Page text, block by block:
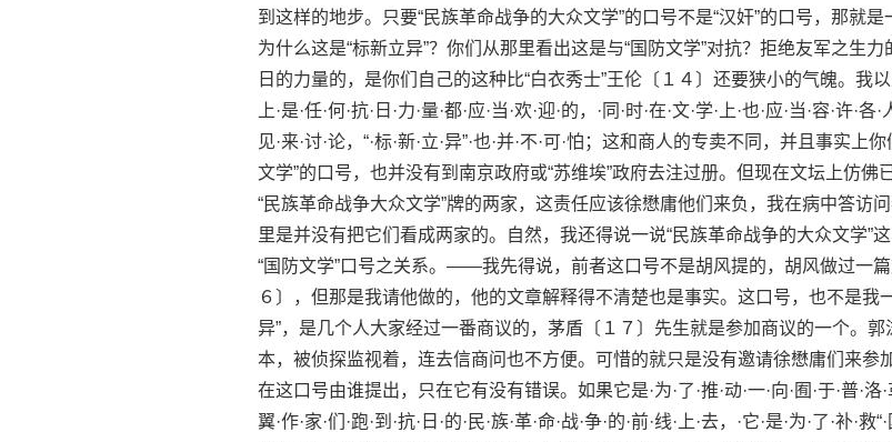
到这样的地步。只要“民族革命战争的大众文学”的口号不是“汉奸”的口号，那就是
为什么这是“标新立异”？你们从那里看出这是与“国防文学”对抗？拒绝友军之生
日的力量的，是你们自己的这种比“白衣秀士”王伦〔１４〕还要狭小的气魄。我以
上·是·任·何·抗·日·力·量·都·应·当·欢·迎·的，·同·时·在·文·学·上·也·应·当·容·许·各·
见·来·讨·论，“·标·新·立·异”·也·并·不·可·怕；这和商人的专卖不同，并且事实上
文学”的口号，也并没有到南京政府或“苏维埃”政府去注过册。但现在文坛上仿佛
“民族革命战争大众文学”牌的两家，这责任应该徐懋庸他们来负，我在病中答访问
里是并没有把它们看成两家的。自然，我还得说一说“民族革命战争的大众文学”
“国防文学”口号之关系。——我先得说，前者这口号不是胡风提的，胡风做过一篇
６〕，但那是我请他做的，他的文章解释得不清楚也是事实。这口号，也不是我
异”，是几个人大家经过一番商议的，茅盾〔１７〕先生就是参加商议的一个。郭
本，被侦探监视着，连去信商问也不方便。可惜的就只是没有邀请徐懋庸们来参
在这口号由谁提出，只在它有没有错误。如果它是·为·了·推·动·一·向·囿·于·普·洛·
翼·作·家·们·跑·到·抗·日·的·民·族·革·命·战·争·的·前·线·上·去，·它·是·为·了·补·救“·